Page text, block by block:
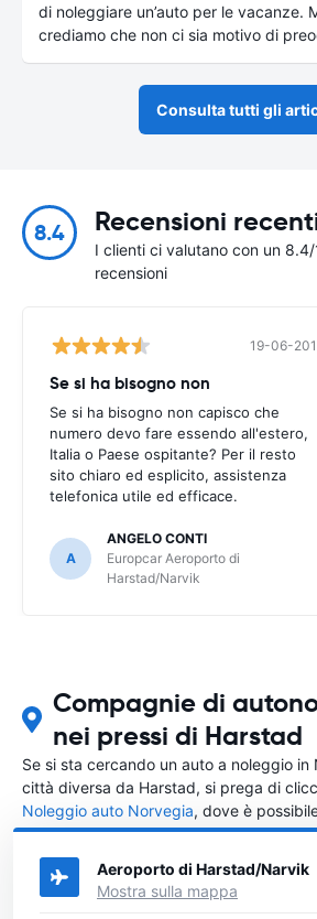
di noleggiare un’auto per le vacanze.
crediamo che non ci sia motivo di
Consulta tutti gli
8.4 Recensioni
I clienti ci valutano con un
recensioni
19-06-
Se si ha bisogno non
Se si ha bisogno non capisco che
numero devo fare essendo all'estero,
Italia o Paese ospitante? Per il resto
sito chiaro ed esplicito, assistenza
telefonica utile ed efficace.
A
ANGELO CONTI
Europcar Aeroporto di
Harstad/Narvik
Compagnie di
nei pressi di Harstad
Se si sta cercando un auto a noleggio in
città diversa da Harstad, si prega di
Noleggio auto Norvegia, dove è
città in Norvegia si vuole noleggiare
Aeroporto di Harstad/Narvik
Mostra sulla mappa